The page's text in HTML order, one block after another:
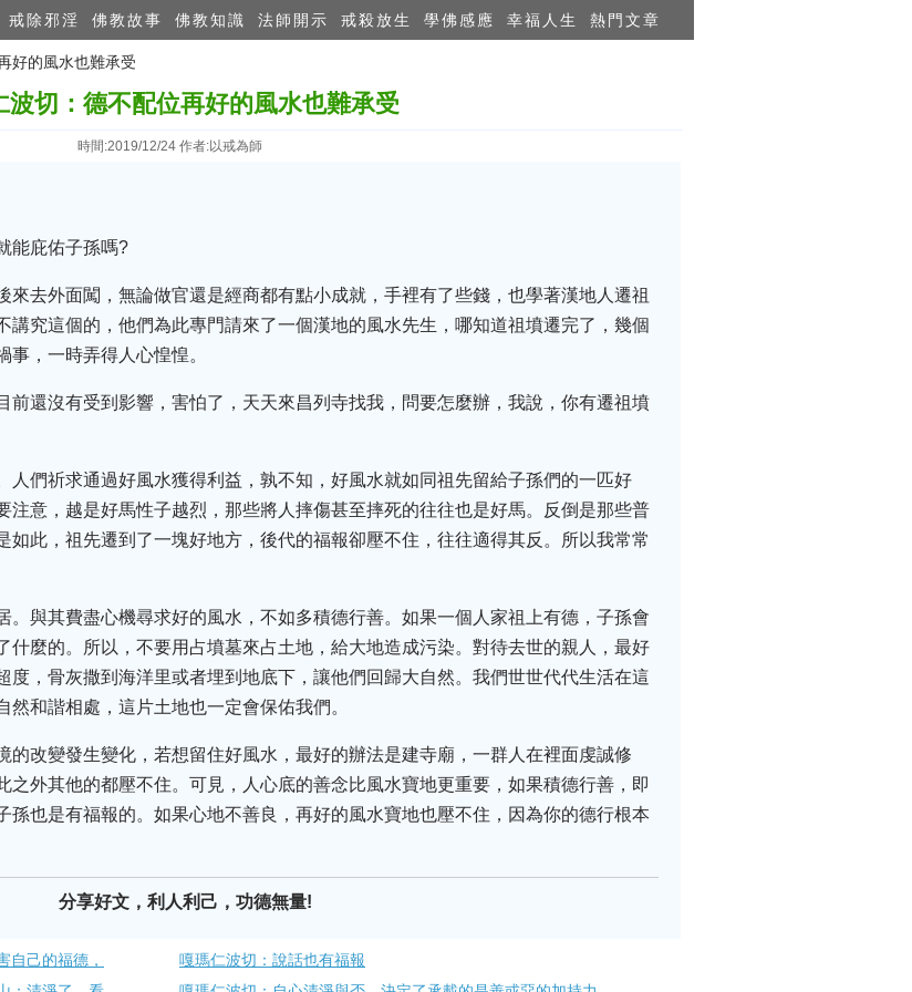
戒除邪淫 佛教故事 佛教知識 法師開示 戒殺放生 學佛感應 幸福人生 熱門文章
好的風水也難承受
波切：德不配位再好的風水也難承受
時間:2019/12/24 作者:以戒為師
能庇佑子孫嗎?
來去外面闖，無論做官還是經商都有點小成就，手裡有了些錢，也學著漢地人遷祖
講究這個的，他們為此專門請來了一個漢地的風水先生，哪知道祖墳遷完了，幾個
事，一時弄得人心惶惶。
前還沒有受到影響，害怕了，天天來昌列寺找我，問要怎麼辦，我說，你有遷祖墳
人們祈求通過好風水獲得利益，孰不知，好風水就如同祖先留給子孫們的一匹好
注意，越是好馬性子越烈，那些將人摔傷甚至摔死的往往也是好馬。反倒是那些普
如此，祖先遷到了一塊好地方，後代的福報卻壓不住，往往適得其反。所以我常常
。與其費盡心機尋求好的風水，不如多積德行善。如果一個人家祖上有德，子孫會
什麼的。所以，不要用占墳墓來占土地，給大地造成污染。對待去世的親人，最好
度，骨灰撒到海洋里或者埋到地底下，讓他們回歸大自然。我們世世代代生活在這
和諧相處，這片土地也一定會保佑我們。
的改變發生變化，若想留住好風水，最好的辦法是建寺廟，一群人在裡面虔誠修
之外其他的都壓不住。可見，人心底的善念比風水寶地更重要，如果積德行善，即
孫也是有福報的。如果心地不善良，再好的風水寶地也壓不住，因為你的德行根本
分享好文，利人利己，功德無量!
自己的福德，
嘎瑪仁波切：說話也有福報